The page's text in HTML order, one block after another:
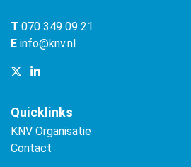
T 070 349 09 21
E info@knv.nl
Quicklinks
KNV Organisatie
Contact